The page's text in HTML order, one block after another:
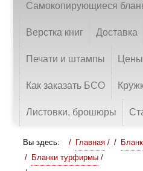
Самокопирующиеся
Верстка книг Доставка
Печати и штампы
Как заказать БСО
Листовки, брошюры
Вы здесь: Главная /
Бланки турфирмы /